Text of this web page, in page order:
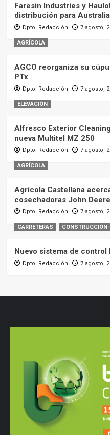
Faresin Industries y
distribución para Australia
Dpto. Redacción 7 agosto,
AGRÍCOLA
AGCO reorganiza su
PTx
Dpto. Redacción 7 agosto,
ELEVACIÓN
Alfresco Exterior
nueva Multitel MZ 250
Dpto. Redacción 7 agosto,
AGRÍCOLA
Agrícola Castellana
cosechadoras John
Dpto. Redacción 7 agosto,
CARRETERAS CONSTRUCCIÓN
Nuevo sistema de control
Dpto. Redacción 7 agosto,